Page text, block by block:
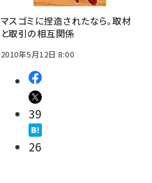
マスゴミに捏造されたなら。取材
と取引の相互関係
2010年5月12日 8:00
39
26